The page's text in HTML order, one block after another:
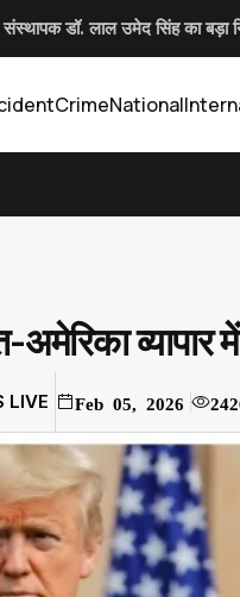
डॉ. लाल उमेद सिंह का बड़ा
News डिजिटल पुलिसिंग पर
कलेक्टर जन्मेजय महोबे
कलेक्टर जन्मेजय
CrimeNational
अमेरिका
LIVE Feb 05, 2026